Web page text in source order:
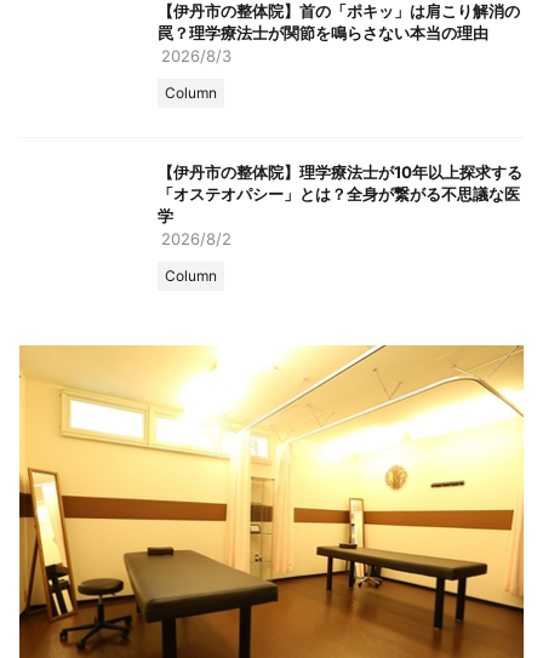
【伊丹市の整体院】首の「ポキッ」は肩こり解消の
罠？理学療法士が関節を鳴らさない本当の理由
2026/8/3
Column
【伊丹市の整体院】理学療法士が10年以上探求する
「オステオパシー」とは？全身が繋がる不思議な医
学
2026/8/2
Column